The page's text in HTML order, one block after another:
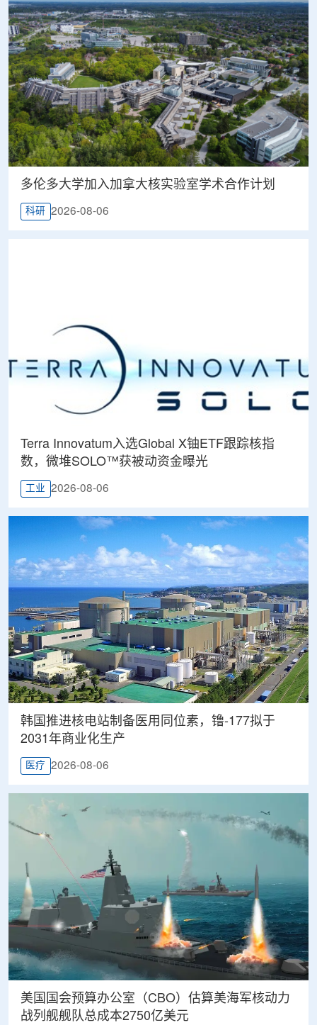
多伦多大学加入加拿大核实验室学术合作计划
科研 2026-08-06
Terra Innovatum入选Global X铀ETF跟踪核指
数，微堆SOLO™获被动资金曝光
工业 2026-08-06
韩国推进核电站制备医用同位素，镥-177拟于
2031年商业化生产
医疗 2026-08-06
美国国会预算办公室（CBO）估算美海军核动力
战列舰舰队总成本2750亿美元